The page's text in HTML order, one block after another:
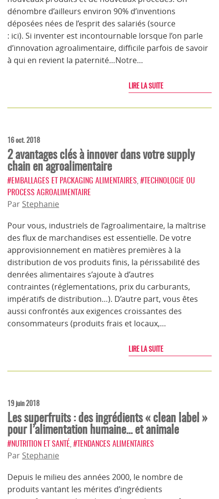
dénombre d’ailleurs environ 90% d’inventions
déposées nées de l’esprit des salariés (source
: ici). Si inventer est incontournable lorsque l’on parle
d’innovation agroalimentaire, difficile parfois de savoir
à qui en revient la paternité…Notre…
LIRE LA SUITE
16 oct. 2018
2 avantages clés à innover dans votre supply
chain en agroalimentaire
#EMBALLAGES ET PACKAGING ALIMENTAIRES #TECHNOLOGIE OU
PROCESS AGROALIMENTAIRE
Par Stephanie
Pour vous, industriels de l’agroalimentaire, la maîtrise
des flux de marchandises est essentielle. De votre
approvisionnement en matières premières à la
distribution de vos produits finis, la périssabilité des
denrées alimentaires s’ajoute à d’autres
contraintes (réglementations, prix du carburants,
impératifs de distribution…). D’autre part, vous êtes
aussi confrontés aux exigences croissantes des
consommateurs (produits frais et locaux,…
LIRE LA SUITE
19 juin 2018
Les superfruits : des ingrédients « clean label »
pour l’alimentation humaine… et animale
#NUTRITION ET SANTÉ #TENDANCES ALIMENTAIRES
Par Stephanie
Depuis le milieu des années 2000, le nombre de
produits vantant les mérites d’ingrédients